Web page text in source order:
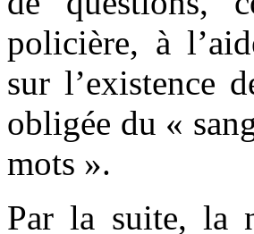
policière, à
sur l’existence
obligée du «
mots ».
Par la suite, la